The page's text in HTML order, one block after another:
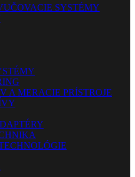
SYSTÉMY
A MERACIE PRÍSTROJE